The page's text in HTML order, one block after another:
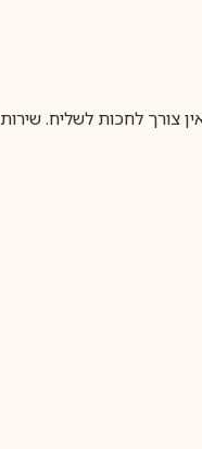
צורך לחכות לשליח. שירות